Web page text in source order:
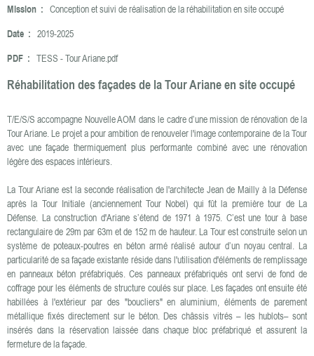
Mission : Conception et suivi de réalisation de la réhabilitation en site occupé
Date : 2019-2025
PDF : TESS - Tour Ariane.pdf
Réhabilitation des façades de la Tour Ariane en site occupé
T/E/S/S accompagne Nouvelle AOM dans le cadre d’une mission de rénovation de la
Tour Ariane. Le projet a pour ambition de renouveler l'image contemporaine de la Tour
avec une façade thermiquement plus performante combiné avec une rénovation
légère des espaces intérieurs.
La Tour Ariane est la seconde réalisation de l'architecte Jean de Mailly à la Défense
après la Tour Initiale (anciennement Tour Nobel) qui fût la première tour de La
Défense. La construction d'Ariane s’étend de 1971 à 1975. C’est une tour à base
rectangulaire de 29m par 63m et de 152 m de hauteur. La Tour est construite selon un
système de poteaux-poutres en béton armé réalisé autour d’un noyau central. La
particularité de sa façade existante réside dans l'utilisation d'éléments de remplissage
en panneaux béton préfabriqués. Ces panneaux préfabriqués ont servi de fond de
coffrage pour les éléments de structure coulés sur place. Les façades ont ensuite été
habillées à l'extérieur par des "boucliers" en aluminium, éléments de parement
métallique fixés directement sur le béton. Des châssis vitrés – les hublots– sont
insérés dans la réservation laissée dans chaque bloc préfabriqué et assurent la
fermeture de la façade.